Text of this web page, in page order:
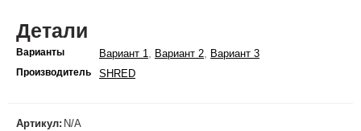
Детали
Варианты Вариант 1, Вариант 2, Вариант 3
Производитель SHRED
Артикул: N/A